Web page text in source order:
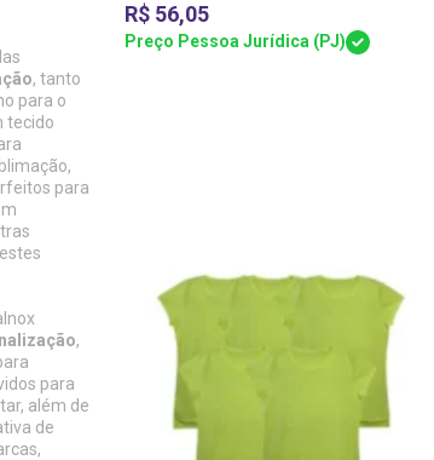
, tanto
para o
tecido
para
,
para
além de
de
R$ 56,05
Preço Pessoa Jurídica (PJ)